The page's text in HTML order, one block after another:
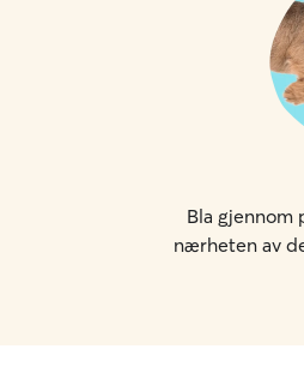
Bla gjennom
nærheten av